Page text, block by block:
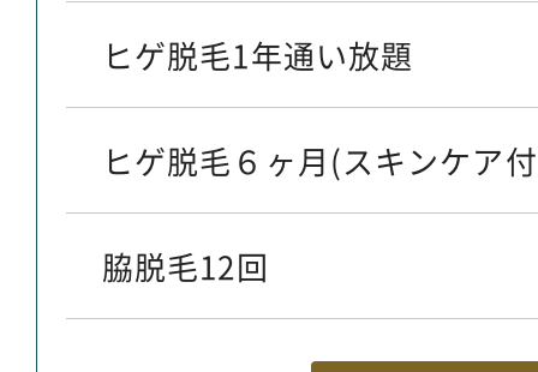
ヒゲ脱毛1年通い放題
ヒゲ脱毛６ヶ月(スキンケア
脇脱毛12回